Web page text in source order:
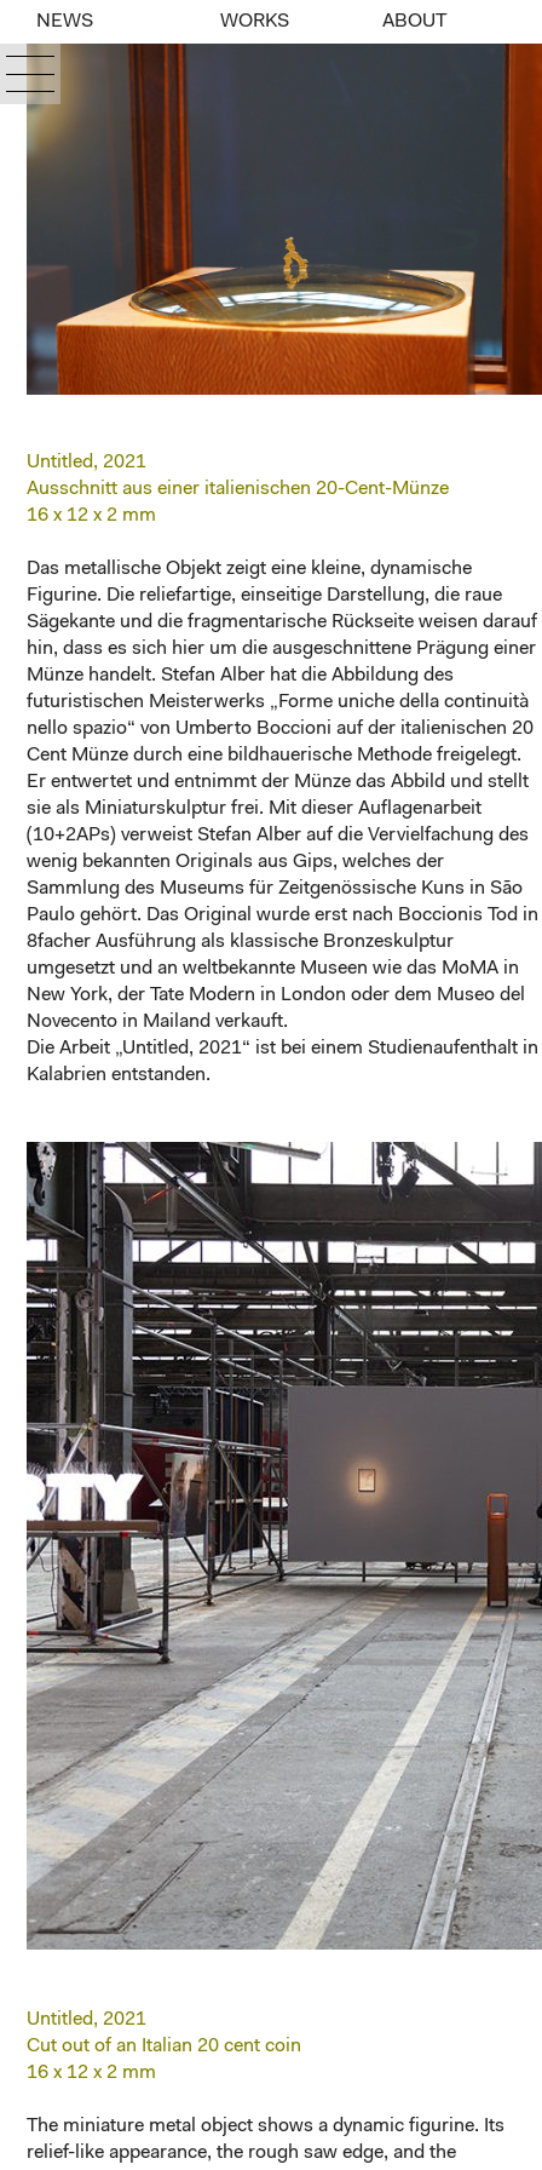
NEWS WORKS ABOUT
Untitled, 2021
Ausschnitt aus einer italienischen 20-Cent-Münze
16 x 12 x 2 mm
Das metallische Objekt zeigt eine kleine, dynamische
Figurine. Die reliefartige, einseitige Darstellung, die raue
Sägekante und die fragmentarische Rückseite weisen darauf
hin, dass es sich hier um die ausgeschnittene Prägung einer
Münze handelt. Stefan Alber hat die Abbildung des
futuristischen Meisterwerks „Forme uniche della continuità
nello spazio“ von Umberto Boccioni auf der italienischen 20
Cent Münze durch eine bildhauerische Methode freigelegt.
Er entwertet und entnimmt der Münze das Abbild und stellt
sie als Miniaturskulptur frei. Mit dieser Auflagenarbeit
(10+2APs) verweist Stefan Alber auf die Vervielfachung des
wenig bekannten Originals aus Gips, welches der
Sammlung des Museums für Zeitgenössische Kuns in São
Paulo gehört. Das Original wurde erst nach Boccionis Tod in
8facher Ausführung als klassische Bronzeskulptur
umgesetzt und an weltbekannte Museen wie das MoMA in
New York, der Tate Modern in London oder dem Museo del
Novecento in Mailand verkauft.
Die Arbeit „Untitled, 2021“ ist bei einem Studienaufenthalt in
Kalabrien entstanden.
Untitled, 2021
Cut out of an Italian 20 cent coin
16 x 12 x 2 mm
The miniature metal object shows a dynamic figurine. Its
relief-like appearance, the rough saw edge, and the